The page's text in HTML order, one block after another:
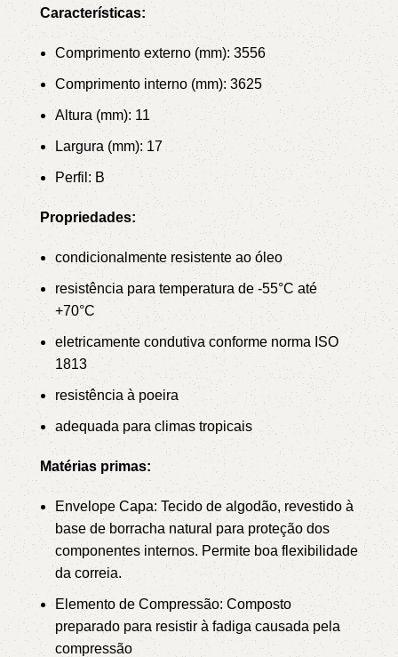
Características:
Comprimento externo (mm): 3556
Comprimento interno (mm): 3625
Altura (mm): 11
Largura (mm): 17
Perfil: B
Propriedades:
condicionalmente resistente ao óleo
resistência para temperatura de -55°C até
+70°C
eletricamente condutiva conforme norma ISO
1813
resistência à poeira
adequada para climas tropicais
Matérias primas:
Envelope Capa: Tecido de algodão, revestido à
base de borracha natural para proteção dos
componentes internos. Permite boa flexibilidade
da correia.
Elemento de Compressão: Composto
preparado para resistir à fadiga causada pela
compressão